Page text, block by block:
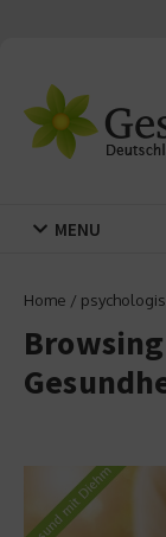
MENU
Home /